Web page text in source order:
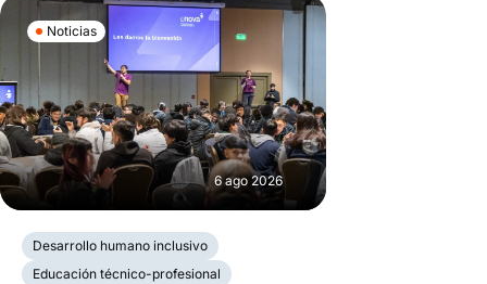
Noticias
6 ago 2026
Desarrollo humano inclusivo
Educación técnico-profesional